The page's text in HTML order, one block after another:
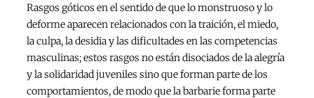
Rasgos góticos en el sentido de que lo monstruoso y lo
deforme aparecen relacionados con la traición, el miedo,
la culpa, la desidia y las dificultades en las competencias
masculinas; estos rasgos no están disociados de la alegría
y la solidaridad juveniles sino que forman parte de los
comportamientos, de modo que la barbarie forma parte